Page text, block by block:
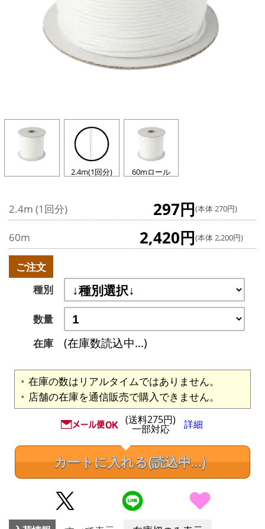
2.4m(1回分) 60mロール
2.4m (1回分) 297円(本体 270円)
60m 2,420円(本体 2,200円)
ご注文
種別
数量
在庫
(在庫数読込中...)
在庫の数はリアルタイムではありません。
店舗の在庫を通信販売で購入できません。
(送料275円)
一部対応 詳細
カートに入れる(読込中...)